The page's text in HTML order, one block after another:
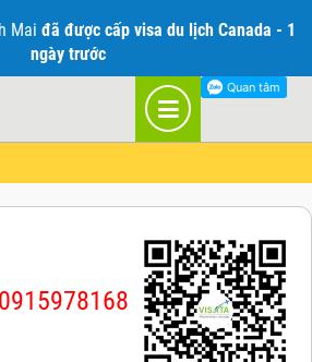
VỤ VISA MỚI NHẤT 2021
VISA VÀ BẢO HIỂM DU
0915978168
Mai đã được cấp visa du lịch Canada - 1
ngày trước